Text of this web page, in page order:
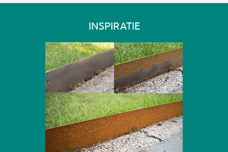
INSPIRATIE